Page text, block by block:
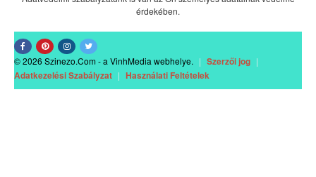
érdekében.
© 2026 Szinezo.Com - a VinhMedia webhelye. | Szerzői jog |
Adatkezelési Szabályzat | Használati Feltételek